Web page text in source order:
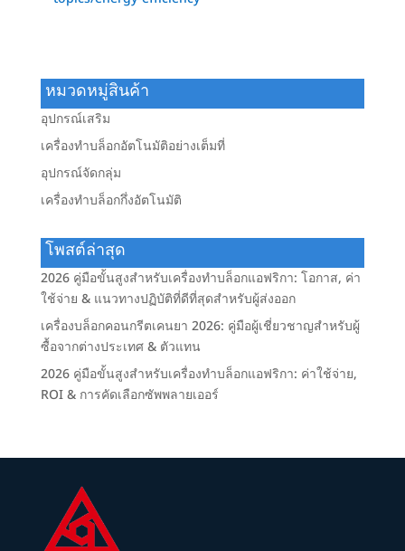
หมวดหมู่สินค้า
อุปกรณ์เสริม
เครื่องทำบล็อกอัตโนมัติอย่างเต็มที่
อุปกรณ์จัดกลุ่ม
เครื่องทำบล็อกกึ่งอัตโนมัติ
โพสต์ล่าสุด
2026 คู่มือขั้นสูงสำหรับเครื่องทำบล็อกแอฟริกา: โอกาส, ค่า
ใช้จ่าย & แนวทางปฏิบัติที่ดีที่สุดสำหรับผู้ส่งออก
เครื่องบล็อกคอนกรีตเคนยา 2026: คู่มือผู้เชี่ยวชาญสำหรับผู้
ซื้อจากต่างประเทศ & ตัวแทน
2026 คู่มือขั้นสูงสำหรับเครื่องทำบล็อกแอฟริกา: ค่าใช้จ่าย,
ROI & การคัดเลือกซัพพลายเออร์